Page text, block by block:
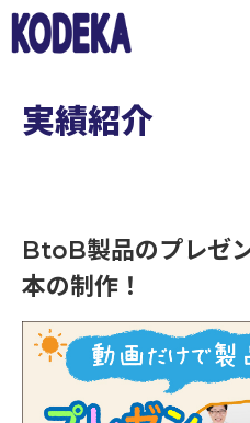
実績紹介
BtoB製品のプレゼ
本の制作！